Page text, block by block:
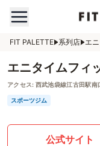
FIT PALETTE 系列店 エ
エニタイムフィ
アクセス: 西武池袋線江古田駅南
スポーツジム
公式サイト